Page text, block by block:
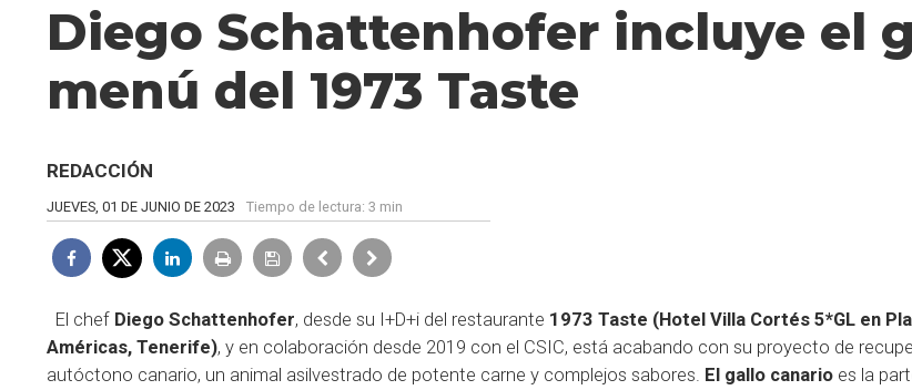
Diego Schattenhofer incluye el
menú del 1973 Taste
REDACCIÓN
JUEVES, 01 DE JUNIO DE 2023 Tiempo de lectura: 3 min
El chef Diego Schattenhofer, desde su I+D+i del restaurante 1973 Taste (Hotel Villa Cortés 5*GL en
Américas, Tenerife), y en colaboración desde 2019 con el CSIC, está acabando con su proyecto de
autóctono canario, un animal asilvestrado de potente carne y complejos sabores. El gallo canario es la